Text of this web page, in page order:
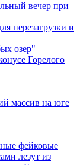
вечер при
перезагрузки и
озер"
Горелого
массив на юге
фейковые
лезут из